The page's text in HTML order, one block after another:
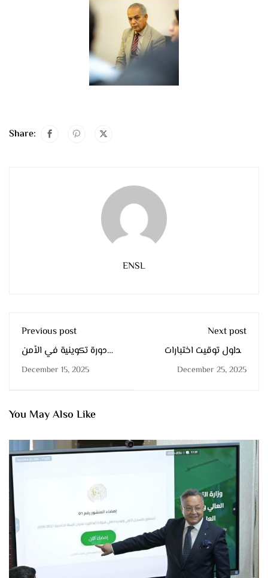
Share:
ENSL
Previous post
دورة تكوينية في الأمن
الطاقوي
December 15, 2025
Next post
جداول توقيت اختبارات
الموسم الأول
December 25, 2025
You May Also Like